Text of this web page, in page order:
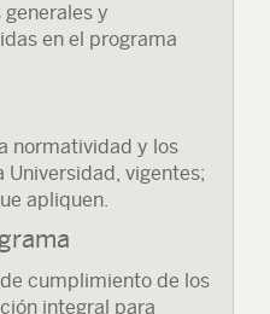
y
en el programa
normatividad y los
vigentes;
apliquen.
cumplimiento de los
integral para